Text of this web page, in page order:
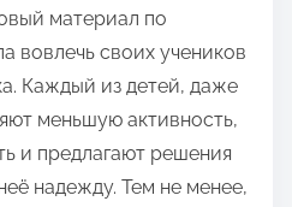
материал по
вовлечь своих учеников
Каждый из детей, даже
меньшую активность,
и предлагают решения
надежду. Тем не менее,